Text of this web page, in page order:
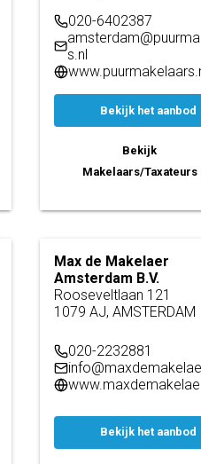
020-6402387
s.nl
Bekijk het aanbod
Bekijk
Makelaars/Taxateurs
Max de Makelaer
Amsterdam B.V.
Rooseveltlaan 121
1079 AJ, AMSTERDAM
020-2232881
Bekijk het aanbod